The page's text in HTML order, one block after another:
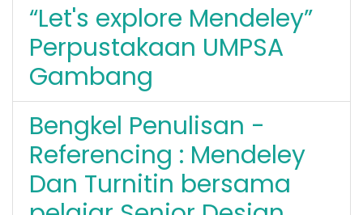
“Let's explore Mendeley”
Perpustakaan UMPSA
Gambang
Bengkel Penulisan -
Referencing : Mendeley
Dan Turnitin bersama